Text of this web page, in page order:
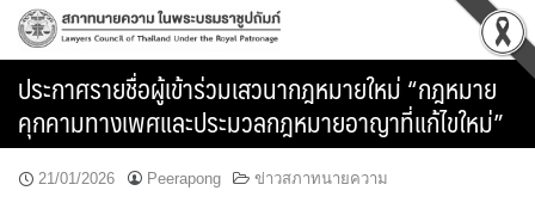
Skip
ประกาศรายชื่อผู้เข้าร่วมเสวนากฎหมายใหม่ “กฎหมาย
คุกคามทางเพศและประมวลกฎหมายอาญาที่แก้ไขใหม่”
21/01/2026 Peerapong ข่าวสภาทนายความ